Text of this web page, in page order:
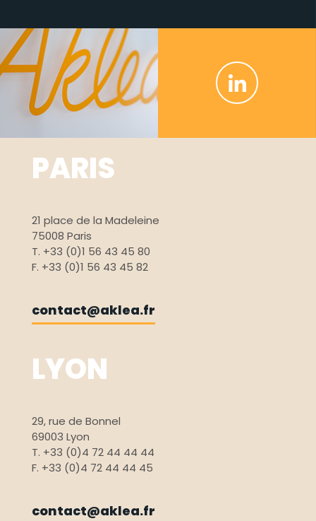
PARIS
21 place de la Madeleine
75008 Paris
T. +33 (0)1 56 43 45 80
F. +33 (0)1 56 43 45 82
contact@aklea.fr
LYON
29, rue de Bonnel
69003 Lyon
T. +33 (0)4 72 44 44 44
F. +33 (0)4 72 44 44 45
contact@aklea.fr